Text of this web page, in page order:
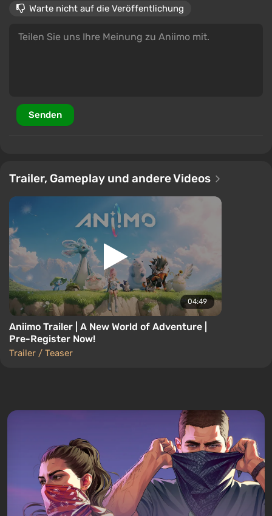
Warte nicht auf die Veröffentlichung
Senden
Trailer, Gameplay und andere Videos
04:49
Aniimo Trailer | A New World of Adventure |
Pre-Register Now!
Trailer / Teaser